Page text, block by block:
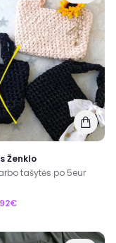
Ženklo
tašytės po 5eur